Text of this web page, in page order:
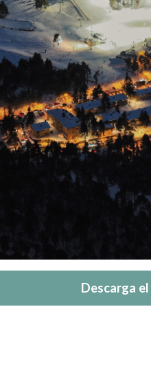
Descarga